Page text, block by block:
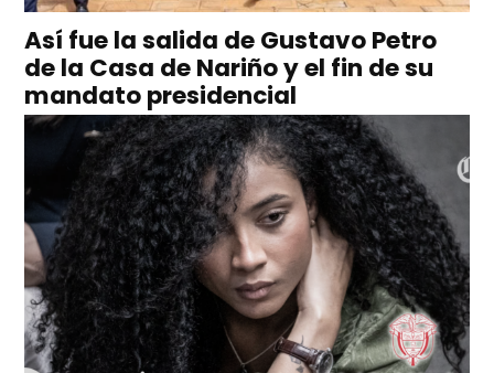
Así fue la salida de Gustavo Petro
de la Casa de Nariño y el fin de su
mandato presidencial